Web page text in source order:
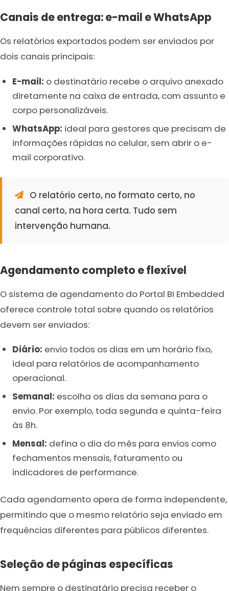
Canais de entrega: e-mail e WhatsApp
Os relatórios exportados podem ser enviados por
dois canais principais:
E-mail: o destinatário recebe o arquivo anexado
diretamente na caixa de entrada, com assunto e
corpo personalizáveis.
WhatsApp: ideal para gestores que precisam de
informações rápidas no celular, sem abrir o e-
mail corporativo.
O relatório certo, no formato certo, no
canal certo, na hora certa. Tudo sem
intervenção humana.
Agendamento completo e flexível
O sistema de agendamento do Portal BI Embedded
oferece controle total sobre quando os relatórios
devem ser enviados:
Diário: envio todos os dias em um horário fixo,
ideal para relatórios de acompanhamento
operacional.
Semanal: escolha os dias da semana para o
envio. Por exemplo, toda segunda e quinta-feira
às 8h.
Mensal: defina o dia do mês para envios como
fechamentos mensais, faturamento ou
indicadores de performance.
Cada agendamento opera de forma independente,
permitindo que o mesmo relatório seja enviado em
frequências diferentes para públicos diferentes.
Seleção de páginas específicas
Nem sempre o destinatário precisa receber o